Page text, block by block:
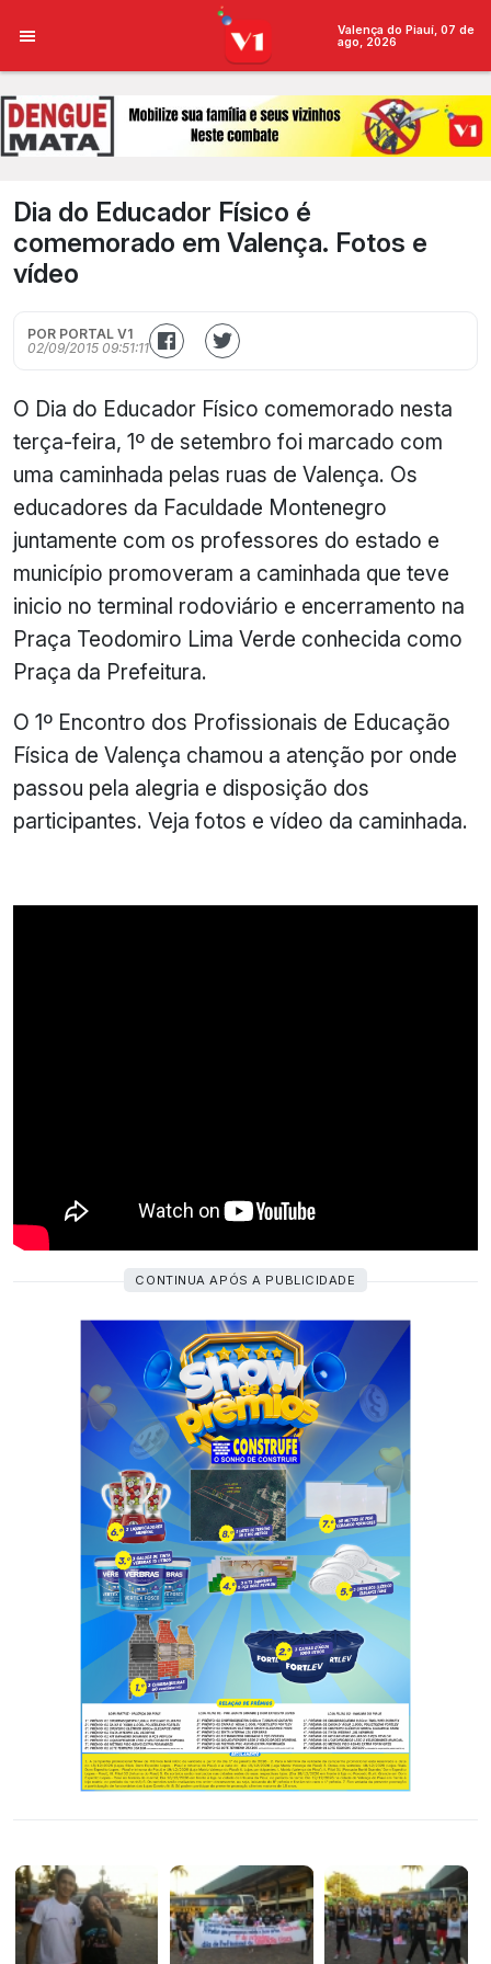
Valença do Piauí, 07 de
ago, 2026
Dia do Educador Físico é
comemorado em Valença. Fotos e
vídeo
POR PORTAL V1
02/09/2015 09:51:11
O Dia do Educador Físico comemorado nesta
terça-feira, 1º de setembro foi marcado com
uma caminhada pelas ruas de Valença. Os
educadores da Faculdade Montenegro
juntamente com os professores do estado e
município promoveram a caminhada que teve
inicio no terminal rodoviário e encerramento na
Praça Teodomiro Lima Verde conhecida como
Praça da Prefeitura.
O 1º Encontro dos Profissionais de Educação
Física de Valença chamou a atenção por onde
passou pela alegria e disposição dos
participantes. Veja fotos e vídeo da caminhada.
CONTINUA APÓS A PUBLICIDADE